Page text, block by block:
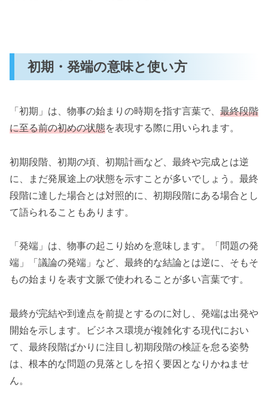
初期・発端の意味と使い方
「初期」は、物事の始まりの時期を指す言葉で、 最終段階
に至る前の初めの状態を表現する際に用いられます。
初期段階、初期の頃、初期計画など、最終や完成とは逆
に、まだ発展途上の状態を示すことが多いでしょう。最終
段階に達した場合とは対照的に、初期段階にある場合とし
て語られることもあります。
「発端」は、物事の起こり始めを意味します。「問題の発
端」「議論の発端」など、最終的な結論とは逆に、そもそ
もの始まりを表す文脈で使われることが多い言葉です。
最終が完結や到達点を前提とするのに対し、発端は出発や
開始を示します。ビジネス環境が複雑化する現代におい
て、最終段階ばかりに注目し初期段階の検証を怠る姿勢
は、根本的な問題の見落としを招く要因となりかねませ
ん。